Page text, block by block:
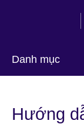
Danh mục
language
Hướng